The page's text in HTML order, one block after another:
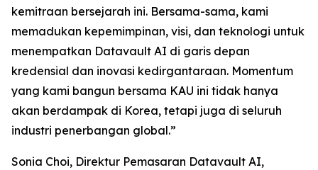
kemitraan bersejarah ini. Bersama-sama, kami
memadukan kepemimpinan, visi, dan teknologi untuk
menempatkan Datavault AI di garis depan
kredensial dan inovasi kedirgantaraan. Momentum
yang kami bangun bersama KAU ini tidak hanya
akan berdampak di Korea, tetapi juga di seluruh
industri penerbangan global.”
Sonia Choi, Direktur Pemasaran Datavault AI,